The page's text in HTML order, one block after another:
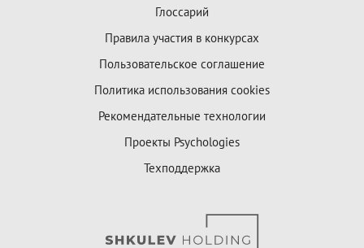
Глоссарий
Правила участия в конкурсах
Пользовательское соглашение
Политика использования cookies
Рекомендательные технологии
Проекты Psychologies
Техподдержка